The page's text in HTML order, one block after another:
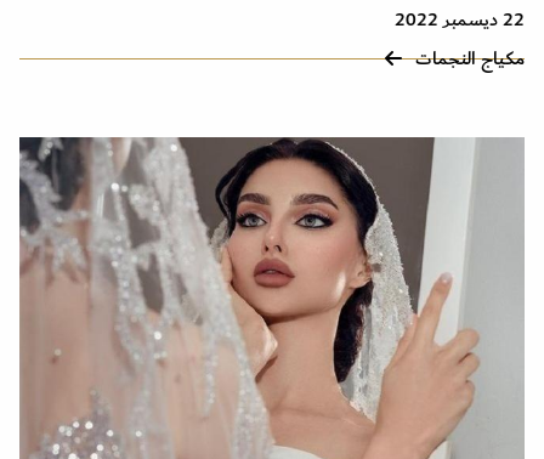
22 ديسمبر 2022
مكياج النجمات